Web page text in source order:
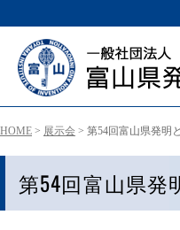
HOME > 展示会 > 第54回富山県発明
第54回富山県